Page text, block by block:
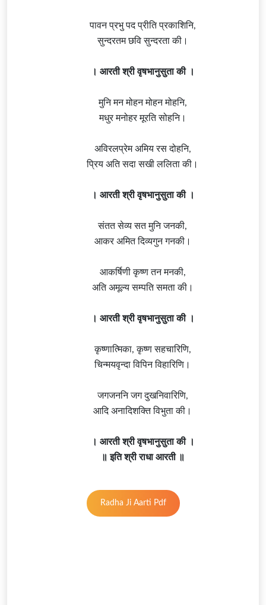
पावन प्रभु पद प्रीति प्रकाशिनि,
सुन्दरतम छवि सुन्दरता की।
। आरती श्री वृषभानुसुता की ।
मुनि मन मोहन मोहन मोहनि,
मधुर मनोहर मूरति सोहनि।
अविरलप्रेम अमिय रस दोहनि,
प्रिय अति सदा सखी ललिता की।
। आरती श्री वृषभानुसुता की ।
संतत सेव्य सत मुनि जनकी,
आकर अमित दिव्यगुन गनकी।
आकर्षिणी कृष्ण तन मनकी,
अति अमूल्य सम्पति समता की।
। आरती श्री वृषभानुसुता की ।
कृष्णात्मिका, कृष्ण सहचारिणि,
चिन्मयवृन्दा विपिन विहारिणि।
जगजननि जग दुखनिवारिणि,
आदि अनादिशक्ति विभुता की।
। आरती श्री वृषभानुसुता की ।
॥ इति श्री राधा आरती ॥
Radha Ji Aarti Pdf